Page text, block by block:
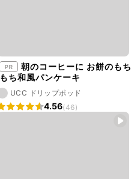
もち和風パンケーキ
UCC ドリップポッド
4.56(46)